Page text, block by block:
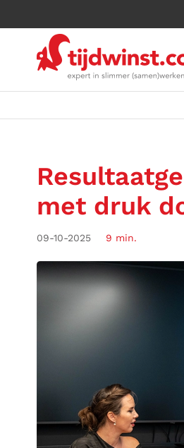
met druk
09-10-2025 9 min.